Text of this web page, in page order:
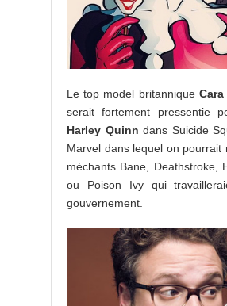
Le top model britannique
serait fortement pressentie
Harley Quinn dans Suicide
Marvel dans lequel on pourrait
méchants Bane, Deathstroke,
ou Poison Ivy qui
gouvernement.